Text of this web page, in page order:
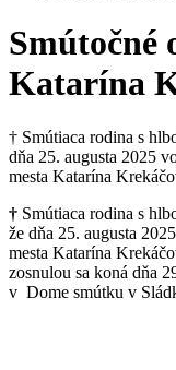
Smútočné
Katarína
† Smútiaca rodina s
dňa 25. augusta 2025
mesta Katarína
† Smútiaca rodina s
že dňa 25. augusta
mesta Katarína
zosnulou sa koná dňa
v Dome smútku v